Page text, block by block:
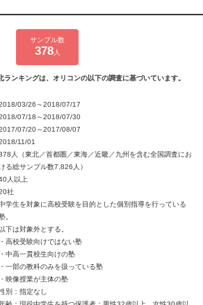
サンプル数
378人
ンキングは、オリコンの以下の調査に基づいています。
03/26～2018/07/17
07/18～2018/07/30
07/20～2017/08/07
11/01
人（東北／首都圏／東海／近畿／九州を含む全国調査にお
る総サンプル数7,826人）
人以上
社
学生を対象に高校受験を目的とした個別指導を行っている
。
以下は対象外とする。
・高校受験向けではない塾
・中高一貫校生向けの塾
・一部の教科のみを扱っている塾
・映像授業が主体の塾
別：指定なし